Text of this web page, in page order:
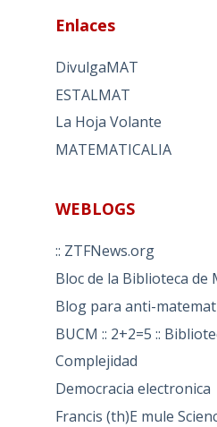
Enlaces
DivulgaMAT
ESTALMAT
La Hoja Volante
MATEMATICALIA
WEBLOGS
:: ZTFNews.org
Bloc de la Biblioteca de
Blog para anti-
BUCM :: 2+2=5 ::
Complejidad
Democracia electronica
Francis (th)E mule